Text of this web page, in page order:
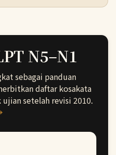
N5–N1
sebagai panduan
daftar kosakata
setelah revisi 2010.